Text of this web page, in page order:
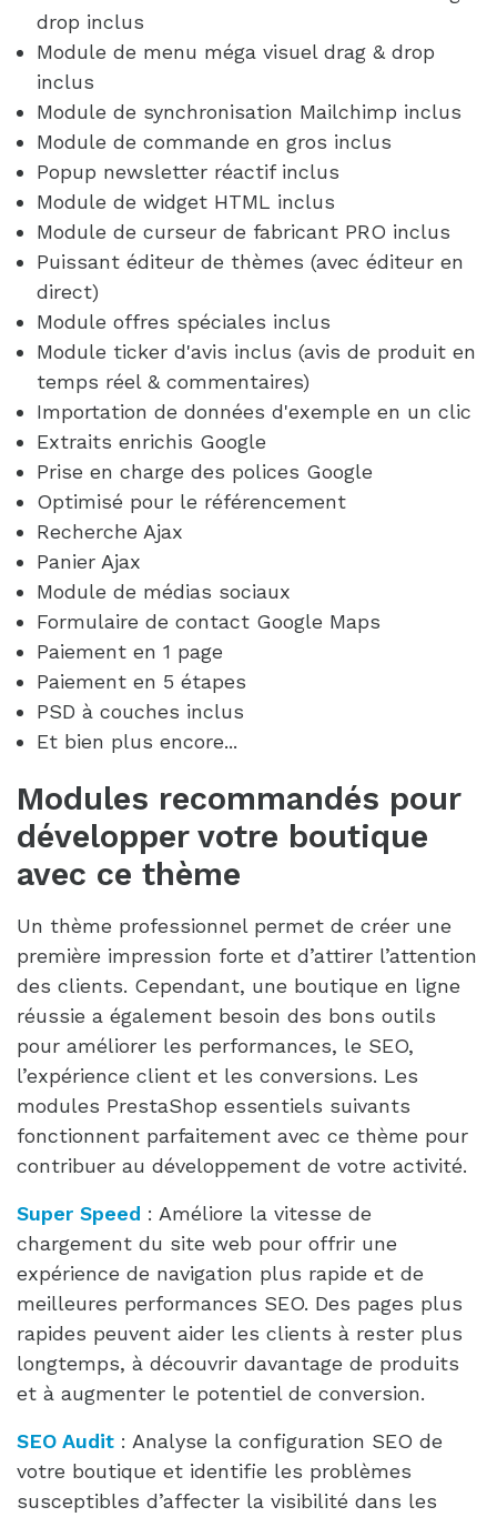
drop inclus
Module de menu méga visuel drag & drop
inclus
Module de synchronisation Mailchimp inclus
Module de commande en gros inclus
Popup newsletter réactif inclus
Module de widget HTML inclus
Module de curseur de fabricant PRO inclus
Puissant éditeur de thèmes (avec éditeur en
direct)
Module offres spéciales inclus
Module ticker d'avis inclus (avis de produit en
temps réel & commentaires)
Importation de données d'exemple en un clic
Extraits enrichis Google
Prise en charge des polices Google
Optimisé pour le référencement
Recherche Ajax
Panier Ajax
Module de médias sociaux
Formulaire de contact Google Maps
Paiement en 1 page
Paiement en 5 étapes
PSD à couches inclus
Et bien plus encore...
Modules recommandés pour
développer votre boutique
avec ce thème
Un thème professionnel permet de créer une
première impression forte et d’attirer l’attention
des clients. Cependant, une boutique en ligne
réussie a également besoin des bons outils
pour améliorer les performances, le SEO,
l’expérience client et les conversions. Les
modules PrestaShop essentiels suivants
fonctionnent parfaitement avec ce thème pour
contribuer au développement de votre activité.
Super Speed : Améliore la vitesse de
chargement du site web pour offrir une
expérience de navigation plus rapide et de
meilleures performances SEO. Des pages plus
rapides peuvent aider les clients à rester plus
longtemps, à découvrir davantage de produits
et à augmenter le potentiel de conversion.
SEO Audit : Analyse la configuration SEO de
votre boutique et identifie les problèmes
susceptibles d’affecter la visibilité dans les